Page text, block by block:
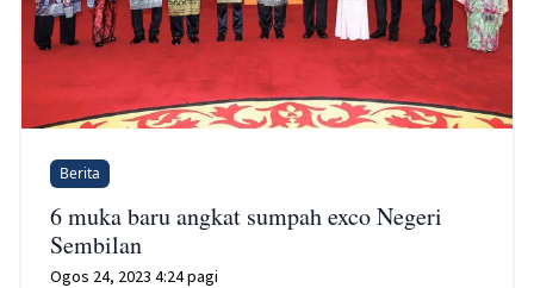
Berita
6 muka baru angkat sumpah exco Negeri
Sembilan
Ogos 24, 2023 4:24 pagi